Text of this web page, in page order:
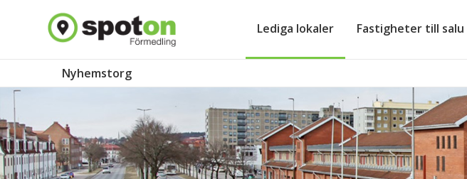
Lediga lokaler Fastigheter till salu
Nyhemstorg